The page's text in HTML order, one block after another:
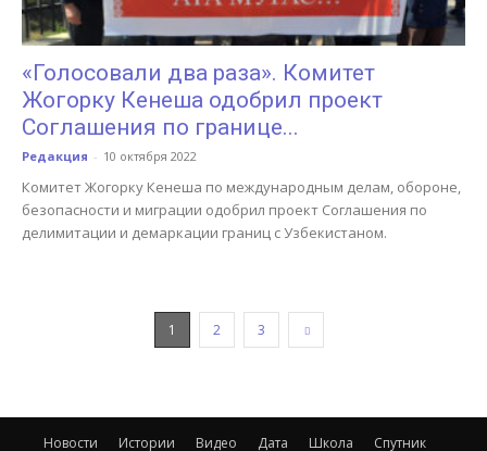
«Голосовали два раза». Комитет
Жогорку Кенеша одобрил проект
Соглашения по границе...
Редакция - 10 октября 2022
Комитет Жогорку Кенеша по международным делам, обороне,
безопасности и миграции одобрил проект Соглашения по
делимитации и демаркации границ с Узбекистаном.
1 2 3
Новости Истории Видео Дата Школа Спутник